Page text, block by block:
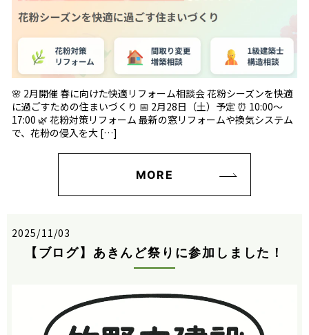
🌸 2月開催 春に向けた快適リフォーム相談会 花粉シーズンを快適
に過ごすための住まいづくり 📅 2月28日（土）予定 ⏰ 10:00〜
17:00 🌿 花粉対策リフォーム 最新の窓リフォームや換気システム
で、花粉の侵入を大 […]
MORE
2025/11/03
【ブログ】あきんど祭りに参加しました！